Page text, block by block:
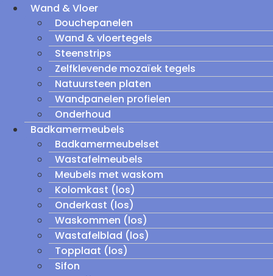
Wand & Vloer
Douchepanelen
Wand & vloertegels
Steenstrips
Zelfklevende mozaïek tegels
Natuursteen platen
Wandpanelen profielen
Onderhoud
Badkamermeubels
Badkamermeubelset
Wastafelmeubels
Meubels met waskom
Kolomkast (los)
Onderkast (los)
Waskommen (los)
Wastafelblad (los)
Topplaat (los)
Sifon